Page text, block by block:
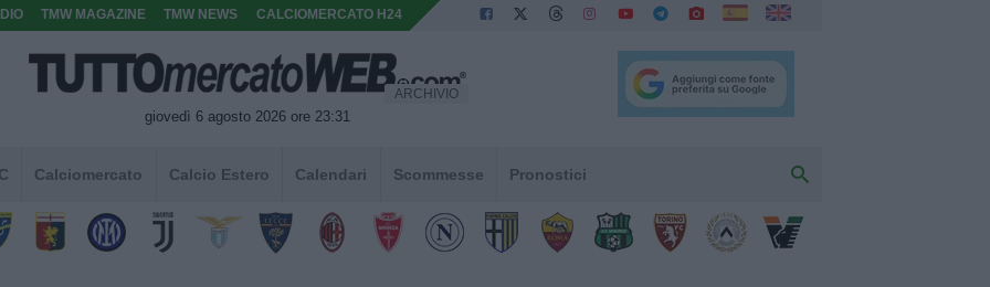
TMW MAGAZINE TMW NEWS CALCIOMERCATO H24
giovedì 6 agosto 2026 ore 23:31
ARCHIVIO
Calciomercato Calcio Estero Calendari Scommesse Pronostici